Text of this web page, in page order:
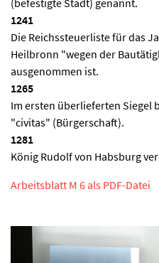
(befestigte Stadt) genannt.
1241
Die Reichssteuerliste für das
Heilbronn "wegen der
ausgenommen ist.
1265
Im ersten überlieferten Siegel
"civitas" (Bürgerschaft).
1281
König Rudolf von Habsburg
Arbeitsblatt M 6 als PDF-Datei